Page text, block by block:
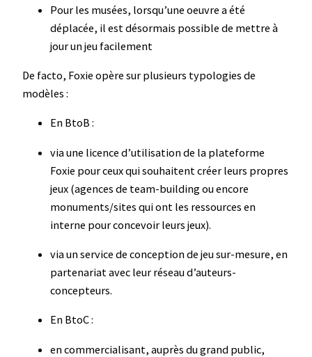
Pour les musées, lorsqu’une oeuvre a été
déplacée, il est désormais possible de mettre à
jour un jeu facilement
De facto, Foxie opère sur plusieurs typologies de
modèles :
En BtoB :
via une licence d’utilisation de la plateforme
Foxie pour ceux qui souhaitent créer leurs propres
jeux (agences de team-building ou encore
monuments/sites qui ont les ressources en
interne pour concevoir leurs jeux).
via un service de conception de jeu sur-mesure, en
partenariat avec leur réseau d’auteurs-
concepteurs.
En BtoC :
en commercialisant, auprès du grand public,